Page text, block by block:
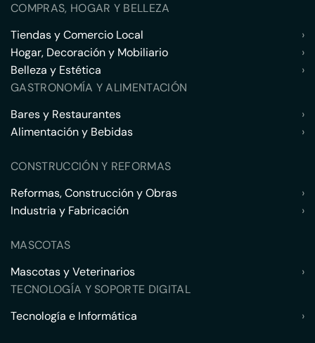
COMPRAS, HOGAR Y BELLEZA
Tiendas y Comercio Local
›
Hogar, Decoración y Mobiliario
›
Belleza y Estética
›
GASTRONOMÍA Y ALIMENTACIÓN
Bares y Restaurantes
›
Alimentación y Bebidas
›
CONSTRUCCIÓN Y REFORMAS
Reformas, Construcción y Obras
›
Industria y Fabricación
›
MASCOTAS
Mascotas y Veterinarios
›
TECNOLOGÍA Y SOPORTE DIGITAL
Tecnología e Informática
›